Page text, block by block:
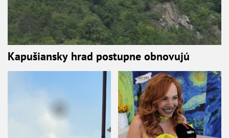
Kapušiansky hrad postupne obnovujú